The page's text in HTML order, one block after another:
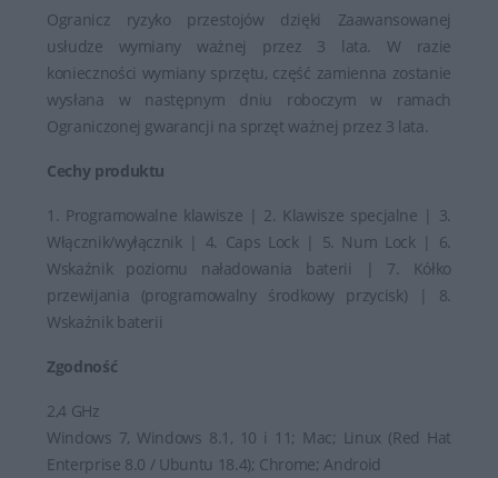
Ogranicz ryzyko przestojów dzięki Zaawansowanej
usłudze wymiany ważnej przez 3 lata. W razie
konieczności wymiany sprzętu, część zamienna zostanie
wysłana w następnym dniu roboczym w ramach
Ograniczonej gwarancji na sprzęt ważnej przez 3 lata.
Cechy produktu
1. Programowalne klawisze | 2. Klawisze specjalne | 3.
Włącznik/wyłącznik | 4. Caps Lock | 5. Num Lock | 6.
Wskaźnik poziomu naładowania baterii | 7. Kółko
przewijania (programowalny środkowy przycisk) | 8.
Wskaźnik baterii
Zgodność
2,4 GHz
Windows 7, Windows 8.1, 10 i 11; Mac; Linux (Red Hat
Enterprise 8.0 / Ubuntu 18.4); Chrome; Android